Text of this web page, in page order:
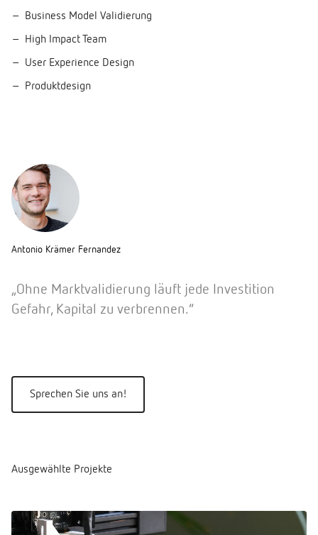
Business Model Validierung
High Impact Team
User Experience Design
Produktdesign
Antonio Krämer Fernandez
„Ohne Marktvalidierung läuft jede Investition
Gefahr, Kapital zu verbrennen.”
Sprechen Sie uns an!
Ausgewählte Projekte